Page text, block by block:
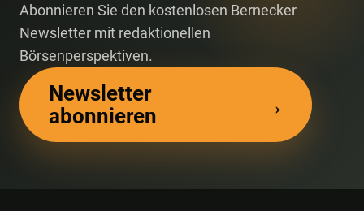
Abonnieren Sie den kostenlosen Bernecker
Newsletter mit redaktionellen
Börsenperspektiven.
Newsletter
abonnieren
→